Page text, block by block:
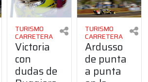
TURISMO
CARRETERA
Victoria
con
dudas de
TURISMO
CARRETERA
Ardusso
de punta
a punta